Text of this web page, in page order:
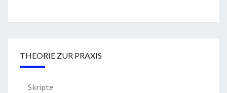
THEORIE ZUR PRAXIS
Skripte